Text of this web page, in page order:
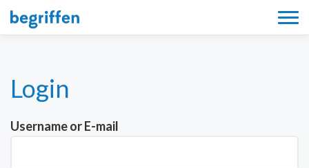
Login
Username or E-mail